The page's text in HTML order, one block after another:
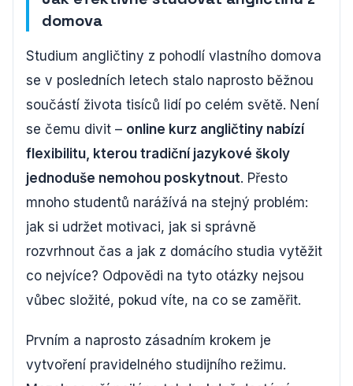
domova
Studium angličtiny z pohodlí vlastního domova
se v posledních letech stalo naprosto běžnou
součástí života tisíců lidí po celém světě. Není
se čemu divit – online kurz angličtiny nabízí
flexibilitu, kterou tradiční jazykové školy
jednoduše nemohou poskytnout. Přesto
mnoho studentů narážívá na stejný problém:
jak si udržet motivaci, jak si správně
rozvrhnout čas a jak z domácího studia vytěžit
co nejvíce? Odpovědi na tyto otázky nejsou
vůbec složité, pokud víte, na co se zaměřit.
Prvním a naprosto zásadním krokem je
vytvoření pravidelného studijního režimu.